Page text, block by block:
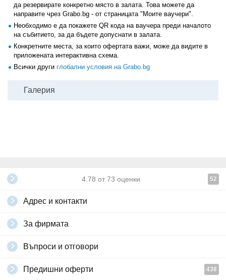
да резервирате конкретно място в залата. Това можете да
направите чрез Grabo.bg - от страницата "Моите ваучери".
Необходимо е да покажете QR кода на ваучера преди началото
на събитието, за да бъдете допуснати в залата.
Конкретните места, за които офертата важи, може да видите в
приложената интерактивна схема.
Всички други глобални условия на Grabo.bg
Галерия
4.78 от 73 оценки 52
Адрес и контакти
За фирмата
Въпроси и отговори
Предишни оферти 438